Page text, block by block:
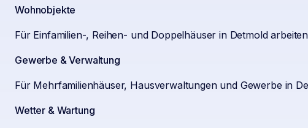
Wohnobjekte
Für Einfamilien-, Reihen- und Doppelhäuser in Detmold
Gewerbe & Verwaltung
Für Mehrfamilienhäuser, Hausverwaltungen und Gewerbe in
Wetter & Wartung